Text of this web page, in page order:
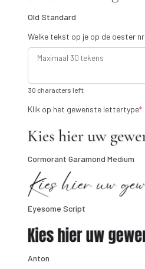
Old Standard
Welke tekst op je op de oester
30 characters left
Klik op het gewenste lettertype*
Cormorant Garamond Medium
Eyesome Script
Anton